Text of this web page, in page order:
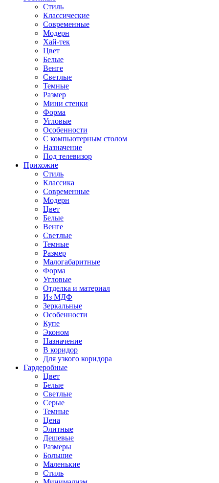
Стиль
Классические
Современные
Модерн
Хай-тек
Цвет
Белые
Венге
Светлые
Темные
Размер
Мини стенки
Форма
Угловые
Особенности
С компьютерным столом
Назначение
Под телевизор
Прихожие
Стиль
Классика
Современные
Модерн
Цвет
Белые
Венге
Светлые
Темные
Размер
Малогабаритные
Форма
Угловые
Отделка и материал
Из МДФ
Зеркальные
Особенности
Купе
Эконом
Назначение
В коридор
Для узкого коридора
Гардеробные
Цвет
Белые
Светлые
Серые
Темные
Цена
Элитные
Дешевые
Размеры
Большие
Маленькие
Стиль